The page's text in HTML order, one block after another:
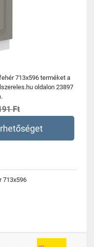
713x596 terméket a
oldalon 23897
Ft
713x596